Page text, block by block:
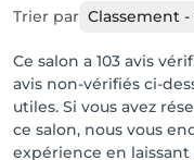
Trier par Classement
Ce salon a 103 avis
avis non-vérifiés ci-
utiles. Si vous avez
ce salon, nous vous
expérience en